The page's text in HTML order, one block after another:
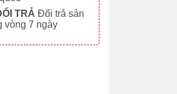
TRẢ Đổi trả sản
vòng 7 ngày